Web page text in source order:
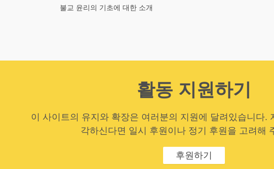
불교 윤리의 기초에 대한 소개
활동 지원하기
이 사이트의 유지와 확장은 여러분의 지원에 달려있습니다.
각하신다면 일시 후원이나 정기 후원을 고려해
후원하기